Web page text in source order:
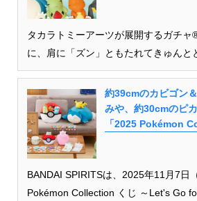
タカラトミーアーツが展開するガチャ
に、肩に「ズン」ともたれてきゅんと
約39cmのカビゴン
みや、約30cmのピ
「2025 Pokémon
BANDAI SPIRITSは、2025年11月7日
Pokémon Collection くじ ～Let's Go